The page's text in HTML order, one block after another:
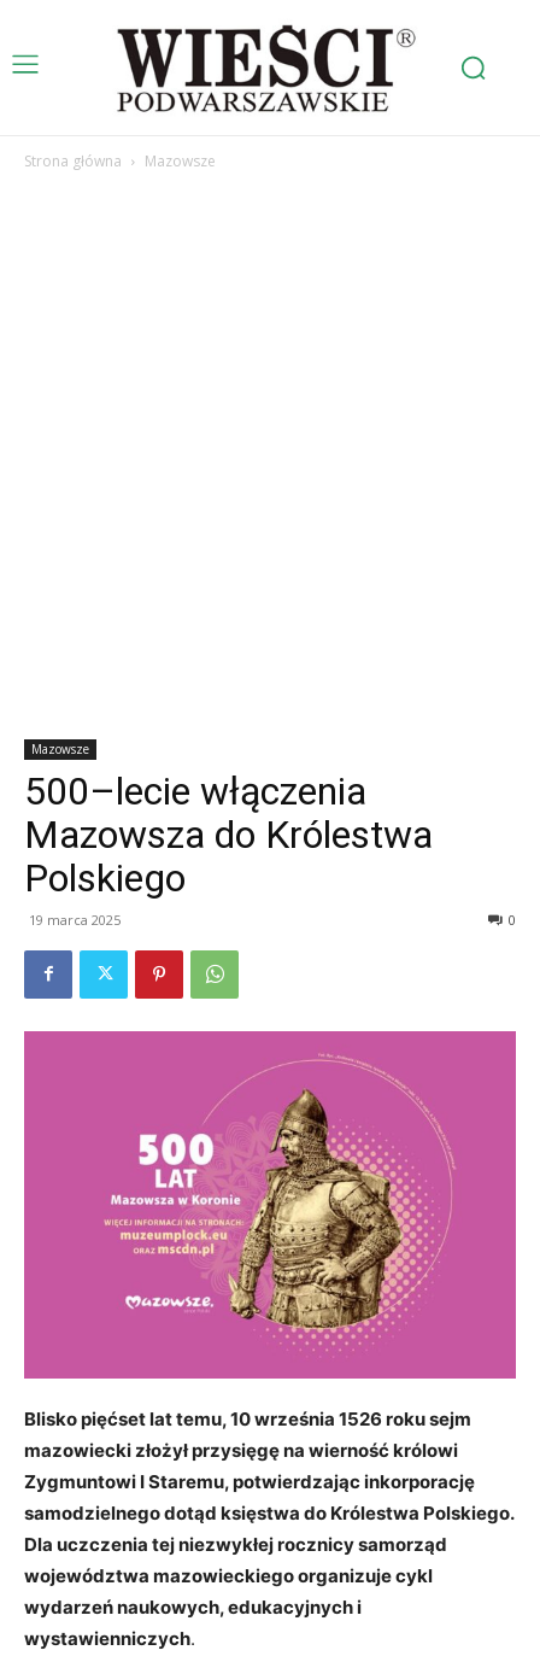
Strona główna Mazowsze
Mazowsze
500–lecie włączenia
Mazowsza do Królestwa
Polskiego
19 marca 2025 0
Blisko pięćset lat temu, 10 września 1526 roku sejm
mazowiecki złożył przysięgę na wierność królowi
Zygmuntowi I Staremu, potwierdzając inkorporację
samodzielnego dotąd księstwa do Królestwa Polskiego.
Dla uczczenia tej niezwykłej rocznicy samorząd
województwa mazowieckiego organizuje cykl
wydarzeń naukowych, edukacyjnych i
wystawienniczych.